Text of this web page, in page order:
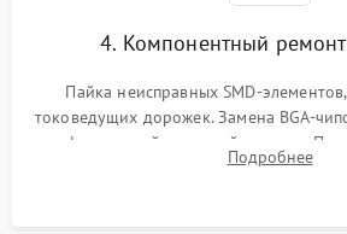
4. Компонентный
Пайка неисправных SMD-
токоведущих дорожек. Замена BGA-
инфракрасной паяльной станции.
BIOS или замена поврежденных
Подробнее